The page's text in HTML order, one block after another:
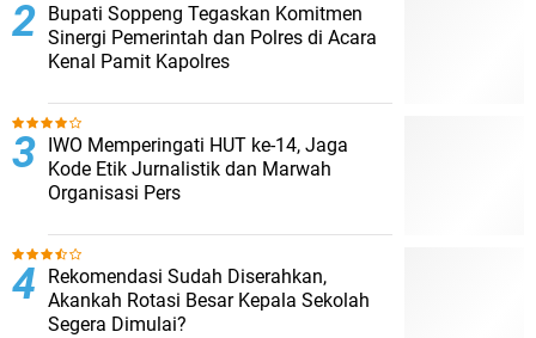
Bupati Soppeng Tegaskan Komitmen
Sinergi Pemerintah dan Polres di Acara
Kenal Pamit Kapolres
IWO Memperingati HUT ke-14, Jaga
Kode Etik Jurnalistik dan Marwah
Organisasi Pers
Rekomendasi Sudah Diserahkan,
Akankah Rotasi Besar Kepala Sekolah
Segera Dimulai?